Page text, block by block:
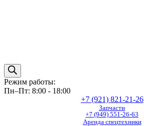
Режим работы:
Пн–Пт: 8:00 - 18:00
+7 (921) 821-21-26
Запчасти
+7 (949) 551-26-63
Аренда спецтехники